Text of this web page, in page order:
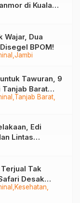
di Kuala
Jambi
Wajar, Dua
BPOM!
Tanjab Barat
Tawuran, 9
Barat
Edi
Lintas
Kesehatan
Tak
Desak